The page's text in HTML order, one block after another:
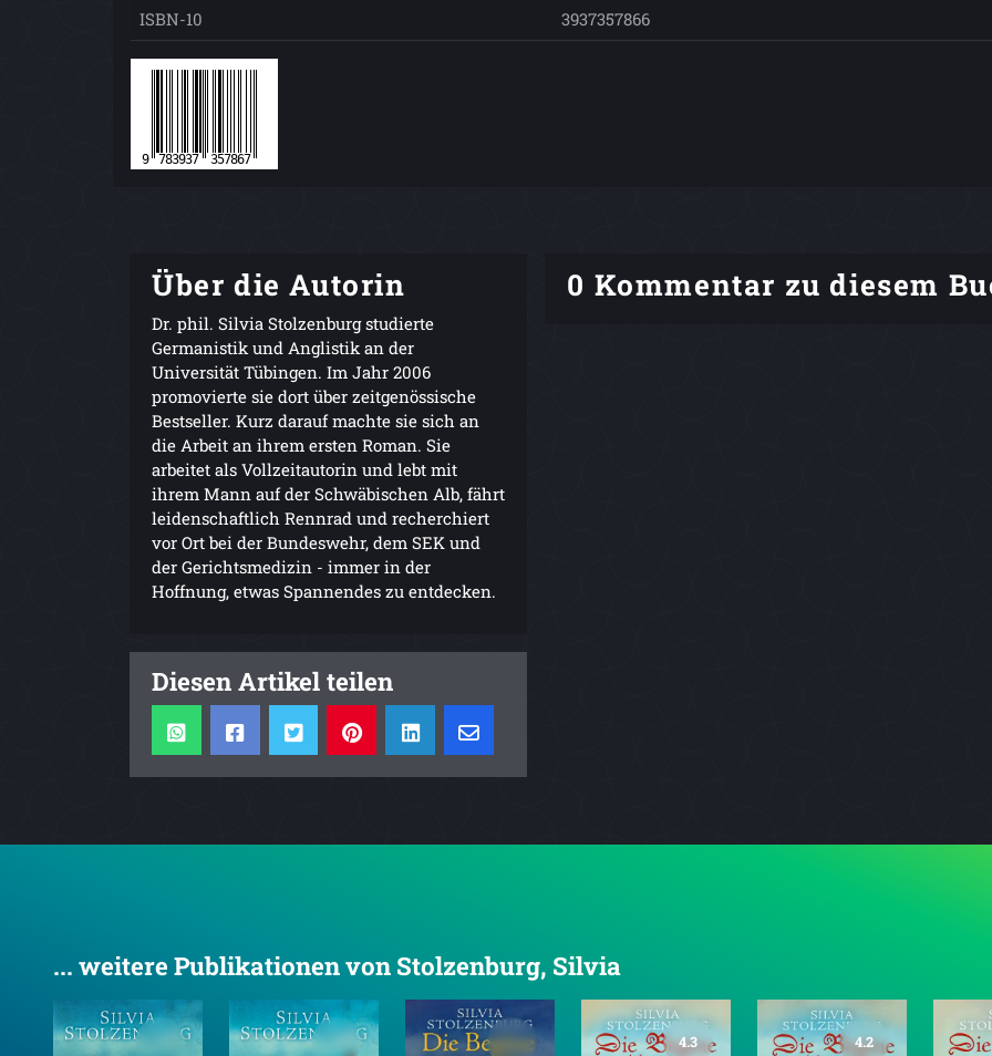
ISBN-10
3937357866
Über die Autorin
Dr. phil. Silvia Stolzenburg studierte
Germanistik und Anglistik an der
Universität Tübingen. Im Jahr 2006
promovierte sie dort über zeitgenössische
Bestseller. Kurz darauf machte sie sich an
die Arbeit an ihrem ersten Roman. Sie
arbeitet als Vollzeitautorin und lebt mit
ihrem Mann auf der Schwäbischen Alb, fährt
leidenschaftlich Rennrad und recherchiert
vor Ort bei der Bundeswehr, dem SEK und
der Gerichtsmedizin - immer in der
Hoffnung, etwas Spannendes zu entdecken.
Diesen Artikel teilen
0 Kommentar zu diesem
... weitere Publikationen von Stolzenburg, Silvia
4.3 4.2